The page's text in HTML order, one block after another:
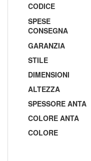
CODICE
SPESE
CONSEGNA
GARANZIA
STILE
DIMENSIONI
ALTEZZA
SPESSORE ANTA
COLORE ANTA
COLORE